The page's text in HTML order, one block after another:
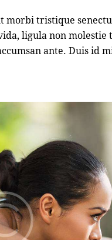
morbi tristique
ligula non
ante. Duis id